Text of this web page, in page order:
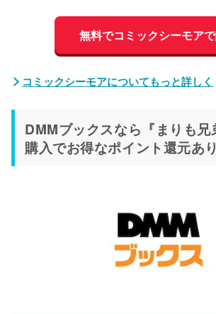
無料でコミックシーモア
コミックシーモアについてもっと詳しく
DMMブックスなら『まりも兄
購入でお得なポイント還元あ